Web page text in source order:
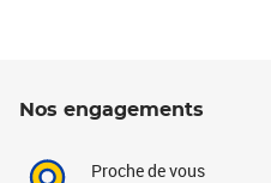
Nos engagements
Proche de vous